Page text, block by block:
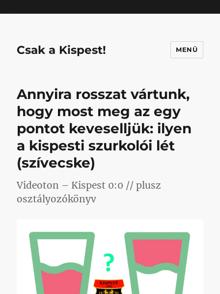
Csak a Kispest! MENÜ
Annyira rosszat vártunk,
hogy most meg az egy
pontot keveselljük: ilyen
a kispesti szurkolói lét
(szívecske)
Videoton – Kispest 0:0 // plusz
osztályozókönyv